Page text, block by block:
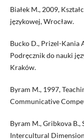
Białek M., 2009,
językowej, Wrocław.
Bucko D., Prizel-Kania
Podręcznik do nauki
Kraków.
Byram M., 1997,
Communicative
Byram M., Gribkova B.,
Intercultural